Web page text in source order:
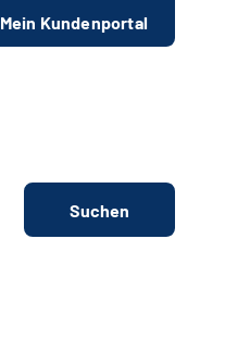
Mein Kundenportal
Suchen